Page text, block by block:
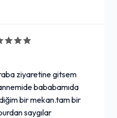
ziyaretine gitsem
bababamıda
bir mekan.tam bir
saygılar